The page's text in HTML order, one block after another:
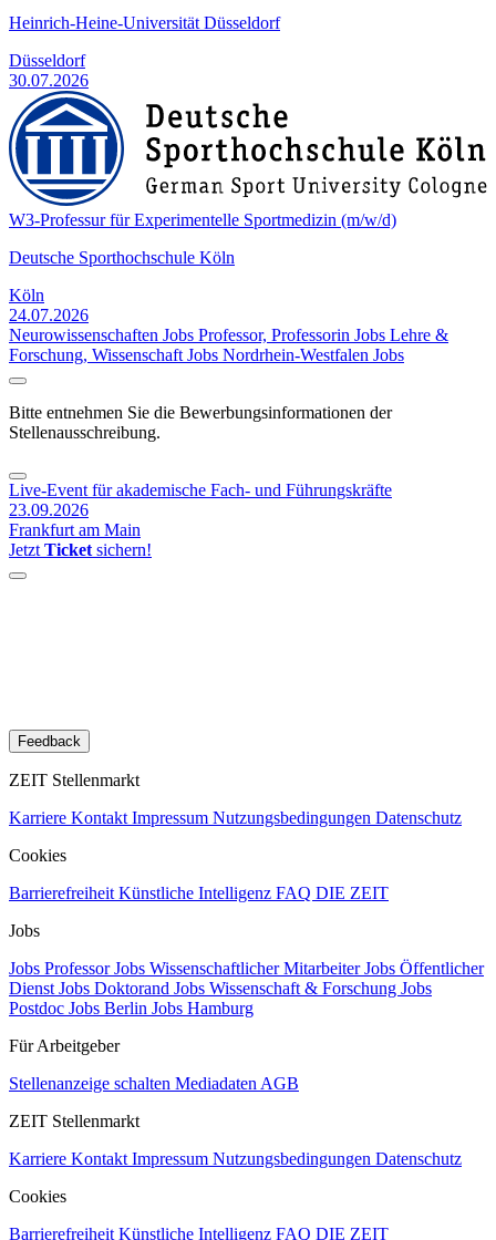
Heinrich-Heine-Universität Düsseldorf
Düsseldorf
30.07.2026
W3-Professur für Experimentelle Sportmedizin (m/w/d)
Deutsche Sporthochschule Köln
Köln
24.07.2026
Neurowissenschaften Jobs Professor, Professorin Jobs Lehre &
Forschung, Wissenschaft Jobs Nordrhein-Westfalen Jobs
Bitte entnehmen Sie die Bewerbungsinformationen der
Stellenausschreibung.
Live-Event für akademische Fach- und Führungskräfte
23.09.2026
Frankfurt am Main
Jetzt Ticket sichern!
Feedback
ZEIT Stellenmarkt
Karriere Kontakt Impressum Nutzungsbedingungen Datenschutz
Cookies
Barrierefreiheit Künstliche Intelligenz FAQ DIE ZEIT
Jobs
Jobs ProfessorJobs Wissenschaftlicher MitarbeiterJobs Öffentlicher
Dienst Jobs Doktorand Jobs Wissenschaft & Forschung Jobs
Postdoc Jobs Berlin Jobs Hamburg
Für Arbeitgeber
Stellenanzeige schalten Mediadaten AGB
ZEIT Stellenmarkt
Karriere Kontakt Impressum Nutzungsbedingungen Datenschutz
Cookies
Barrierefreiheit Künstliche Intelligenz FAQ DIE ZEIT